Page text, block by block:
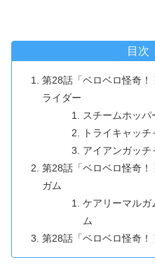
目次
第28話「ベロベロ怪奇
ライダー
スチームホッパ
トライキャッチ
アイアンガッチ
第28話「ベロベロ怪奇
ガム
ケアリーマルガ
ム
第28話「ベロベロ怪奇